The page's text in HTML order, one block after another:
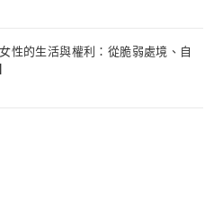
的生活與權利：從脆弱處境、自